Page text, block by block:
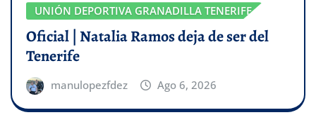
UNIÓN DEPORTIVA GRANADILLA TENERIFE
Oficial | Natalia Ramos deja de ser del
Tenerife
manulopezfdez Ago 6, 2026